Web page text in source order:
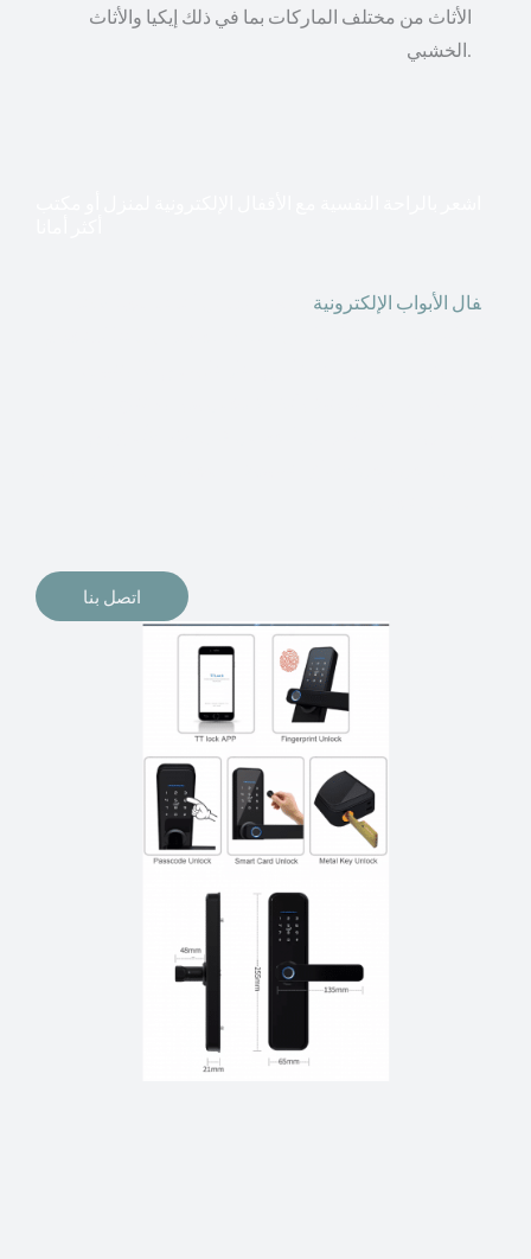
الأثاث من مختلف الماركات بما في ذلك إيكيا والأثاث
الخشبي.
فال الأبواب الإلكترونية
اتصل بنا